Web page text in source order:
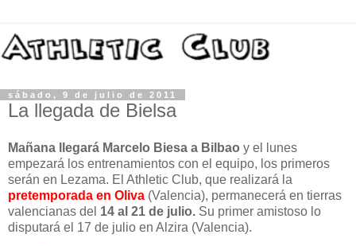
sábado, 9 de julio de 2011
La llegada de Bielsa
Mañana llegará Marcelo Biesa a Bilbao y el lunes
empezará los entrenamientos con el equipo, los primeros
serán en Lezama. El Athletic Club, que realizará la
pretemporada en Oliva (Valencia), permanecerá en tierras
valencianas del 14 al 21 de julio. Su primer amistoso lo
disputará el 17 de julio en Alzira (Valencia).